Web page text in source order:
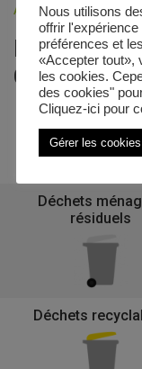
Accueil» Veolia -
Le
Charles Vue
Déchets
résiduels
Déchets
Nous utilisons
offrir
préférences et
«Accepter tout»,
les cookies.
des cookies"
Cliquez-ici pour
Gérer les cookies